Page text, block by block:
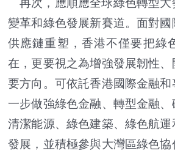
再次，應順應全球綠色轉型
變革和綠色發展新賽道。面對
供應鏈重塑，香港不僅要把綠
在，更要視之為增強發展韌性
要方向。可依託香港國際金融
一步做強綠色金融、轉型金融
清潔能源、綠色建築、綠色航
發展，並積極參與大灣區綠色